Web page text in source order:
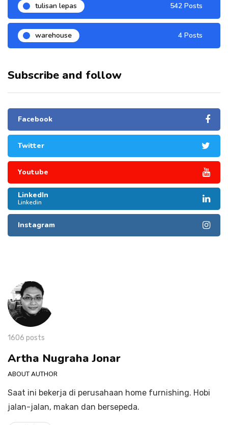
tulisan lepas 542 Posts
warehouse 4 Posts
Subscribe and follow
Facebook
Twitter
Youtube
LinkedIn
Linkedin
Instagram
1606 posts
Artha Nugraha Jonar
ABOUT AUTHOR
Saat ini bekerja di perusahaan home furnishing. Hobi
jalan-jalan, makan dan bersepeda.